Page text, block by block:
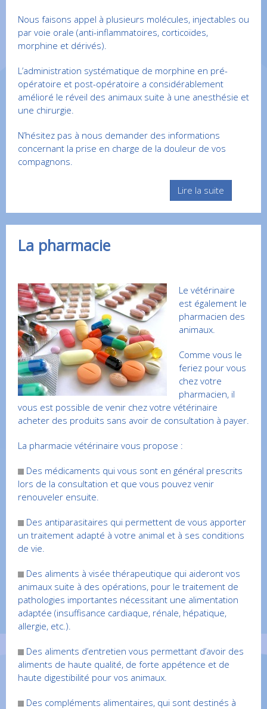
Nous faisons appel à plusieurs molécules, injectables ou
par voie orale (anti-inflammatoires, corticoïdes,
morphine et dérivés).
L’administration systématique de morphine en pré-
opératoire et post-opératoire a considérablement
amélioré le réveil des animaux suite à une anesthésie et
une chirurgie.
N’hésitez pas à nous demander des informations
concernant la prise en charge de la douleur de vos
compagnons.
Lire la suite
La pharmacie
Le vétérinaire
est également le
pharmacien des
animaux.
Comme vous le
feriez pour vous
chez votre
pharmacien, il
vous est possible de venir chez votre vétérinaire
acheter des produits sans avoir de consultation à payer.
La pharmacie vétérinaire vous propose :
Des médicaments qui vous sont en général prescrits
lors de la consultation et que vous pouvez venir
renouveler ensuite.
Des antiparasitaires qui permettent de vous apporter
un traitement adapté à votre animal et à ses conditions
de vie.
Des aliments à visée thérapeutique qui aideront vos
animaux suite à des opérations, pour le traitement de
pathologies importantes nécessitant une alimentation
adaptée (insuffisance cardiaque, rénale, hépatique,
allergie, etc.).
Des aliments d’entretien vous permettant d’avoir des
aliments de haute qualité, de forte appétence et de
haute digestibilité pour vos animaux.
Des compléments alimentaires, qui sont destinés à